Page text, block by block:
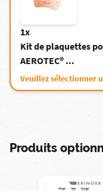
1x
Kit de plaquettes
AEROTEC® ...
Veuillez sélectionner
Produits